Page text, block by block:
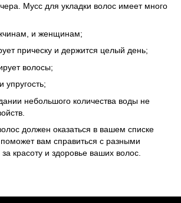
Мусс для укладки волос имеет много
и женщинам;
прическу и держится целый день;
волосы;
упругость;
небольшого количества воды не
должен оказаться в вашем списке
вам справиться с разными
красоту и здоровье ваших волос.